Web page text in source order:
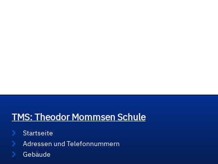
TMS: Theodor Mommsen Schule
Startseite
Adressen und Telefonnummern
Gebäude